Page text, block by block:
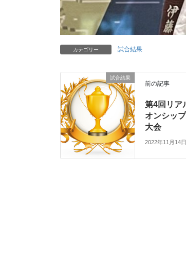
カテゴリー 試合結果
試合結果
前の記事
第4回リア
オンシッ
大会
2022年11月14日